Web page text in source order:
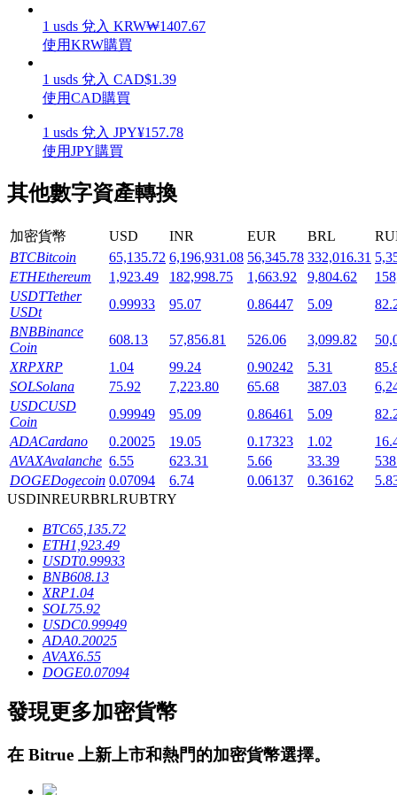
機槍池
一鍵質押鎖定高收益
活期質押獲得熱門資產
鎖倉BTR
輕鬆獲得多重福利
借貸寶
借貸數字貨幣，及時且安全的服務
1 usds 兌入 KRW₩1407.67
使用KRW購買
1 usds 兌入 CAD$1.39
使用CAD購買
1 usds 兌入 JPY¥157.78
使用JPY購買
其他數字資產轉換
加密貨幣 USD INR EUR BRL
BTCBitcoin 65,135.72 6,196,931.08 56,345.78 332,016.31
ETHEthereum 1,923.49 182,998.75 1,663.92 9,804.62
USDTTether
USDt
0.99933 95.07 0.86447 5.09
BNBBinance
Coin
608.13 57,856.81 526.06 3,099.82
XRPXRP 1.04 99.24 0.90242 5.31
SOLSolana 75.92 7,223.80 65.68 387.03
USDCUSD
Coin
0.99949 95.09 0.86461 5.09
ADACardano 0.20025 19.05 0.17323 1.02
AVAXAvalanche 6.55 623.31 5.66 33.39
DOGEDogecoin 0.07094 6.74 0.06137 0.36162
USDINREURBRLRUBTRY
BTC65,135.72
ETH1,923.49
USDT0.99933
BNB608.13
XRP1.04
SOL75.92
USDC0.99949
ADA0.20025
AVAX6.55
DOGE0.07094
發現更多加密貨幣
在 Bitrue 上新上市和熱門的加密貨幣選擇。